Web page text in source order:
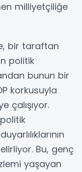
milliyetçiliğe
bir taraftan
politik
bunun bir
korkusuyla
çalışıyor.
Bu, genç
yaşayan